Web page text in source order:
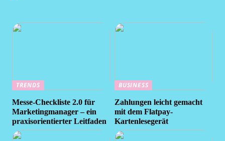
TRENDS
Messe-Checkliste 2.0 für
Marketingmanager – ein
praxisorientierter Leitfaden
BUSINESS
Zahlungen leicht gemacht
mit dem Flatpay-
Kartenlesegerät